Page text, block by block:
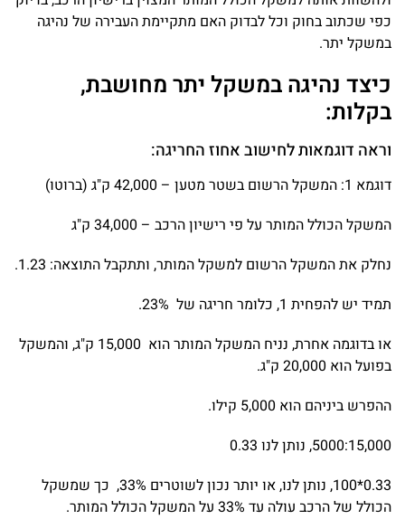
כפי שכתוב בחוק וכל לבדוק האם מתקיימת העבירה של נהיגה
במשקל יתר.
כיצד נהיגה במשקל יתר מחושבת,
בקלות:
וראה דוגמאות לחישוב אחוז החריגה:
דוגמא 1: המשקל הרשום בשטר מטען – 42,000 ק"ג (ברוטו)
המשקל הכולל המותר על פי רישיון הרכב – 34,000 ק"ג
נחלק את המשקל הרשום למשקל המותר, ותתקבל התוצאה: 1.23.
תמיד יש להפחית 1, כלומר חריגה של 23%.
או בדוגמה אחרת, נניח המשקל המותר הוא 15,000 ק"ג, והמשקל
בפועל הוא 20,000 ק"ג.
ההפרש ביניהם הוא 5,000 קילו.
5000:15,000, נותן לנו 0.33
0.33*100, נותן לנו, או יותר נכון לשוטרים 33%, כך שמשקל
הכולל של הרכב עולה עד 33% על המשקל הכולל המותר.